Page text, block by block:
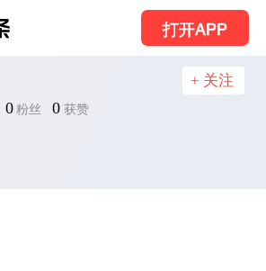
打开APP
0 粉丝 0 获赞
+ 关注